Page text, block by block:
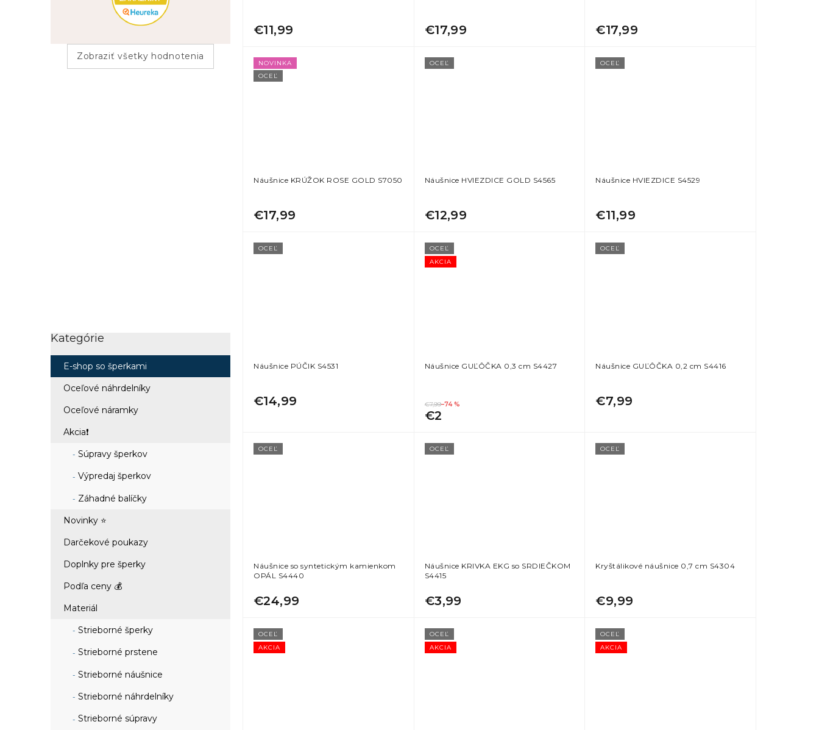
Zobraziť všetky hodnotenia
Preskočiť
Kategórie
E-shop so šperkami
Oceľové náhrdelníky
Oceľové náramky
Akcia❗
Súpravy šperkov
Výpredaj šperkov
Záhadné balíčky
Novinky ⭐
Darčekové poukazy
Doplnky pre šperky
Podľa ceny 💰
Materiál
Strieborné šperky
Strieborné prstene
Strieborné náušnice
Strieborné náhrdelníky
Strieborné súpravy
€11,99 €17,99 €17,99
NOVINKA
OCEĽ
Náušnice KRÚŽOK ROSE GOLD S7050
€17,99
OCEĽ
Náušnice HVIEZDICE GOLD S4565
€12,99
OCEĽ
Náušnice HVIEZDICE S4529
€11,99
OCEĽ
Náušnice PÚČIK S4531
€14,99
AKCIA
OCEĽ
Náušnice GUĽÔČKA 0,3 cm S4427
€7,99–74 %
€2
OCEĽ
Náušnice GUĽÔČKA 0,2 cm S4416
€7,99
OCEĽ
Náušnice so syntetickým kamienkom
OPÁL S4440
€24,99
OCEĽ
Náušnice KRIVKA EKG so SRDIEČKOM
S4415
€3,99
OCEĽ
Kryštálikové náušnice 0,7 cm S4304
€9,99
AKCIA
OCEĽ
AKCIA
OCEĽ
AKCIA
OCEĽ